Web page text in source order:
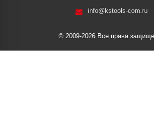
info@kstools-com.ru
© 2009-2026 Все права